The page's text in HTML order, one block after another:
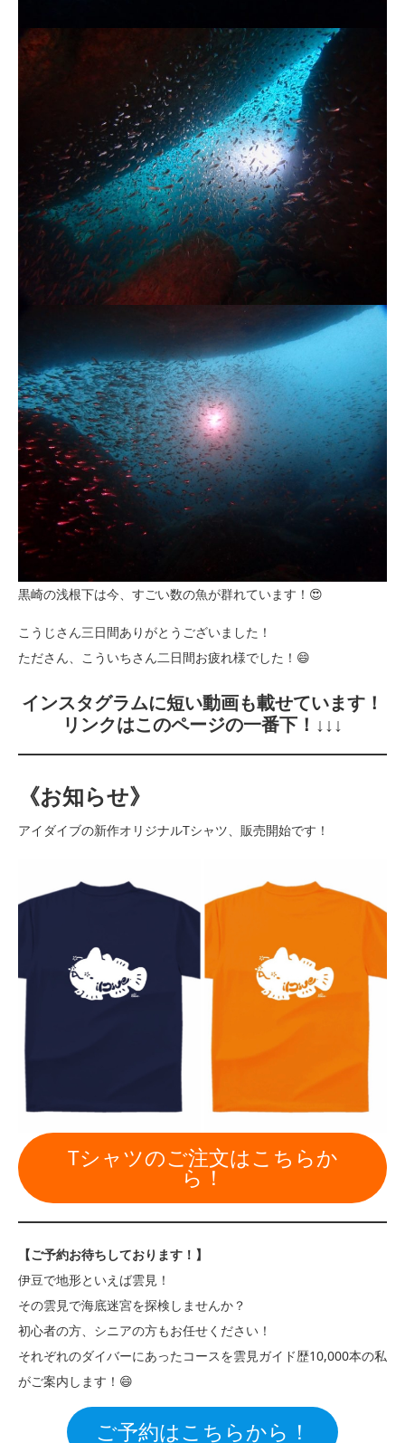
黒崎の浅根下は今、すごい数の魚が群れています！😍
こうじさん三日間ありがとうございました！
たださん、こういちさん二日間お疲れ様でした！😄
インスタグラムに短い動画も載せています！
リンクはこのページの一番下！↓↓↓
《お知らせ》
アイダイブの新作オリジナルTシャツ、販売開始です！
Tシャツのご注文はこちらか
ら！
【ご予約お待ちしております！】
伊豆で地形といえば雲見！
その雲見で海底迷宮を探検しませんか？
初心者の方、シニアの方もお任せください！
それぞれのダイバーにあったコースを雲見ガイド歴10,000本の私
がご案内します！😄
ご予約はこちらから！